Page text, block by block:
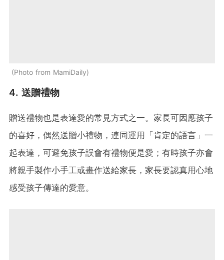
Photo from MamiDaily
4. 送贈禮物
贈送禮物也是表達愛的常見方式之一。家長可因應孩子
的喜好，偶然送贈小禮物，連同運用「肯定的語言」一
起表達，可避免孩子誤會有禮物便是愛；有時孩子亦會
將親手製作小手工或畫作送給家長，家長要認真用心地
感受孩子傳達的愛意。